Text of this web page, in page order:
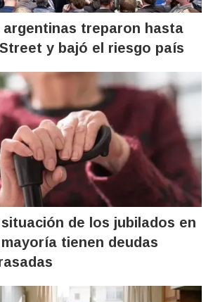
argentinas treparon hasta
y bajó el riesgo país
de los jubilados en
tienen deudas